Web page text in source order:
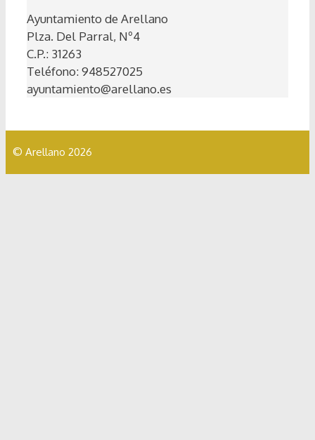
Ayuntamiento de Arellano
Plza. Del Parral, Nº4
C.P.: 31263
Teléfono: 948527025
ayuntamiento@arellano.es
© Arellano 2026